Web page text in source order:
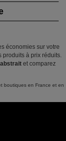
économies sur votre
produits à prix réduits.
et comparez
boutiques en France et en